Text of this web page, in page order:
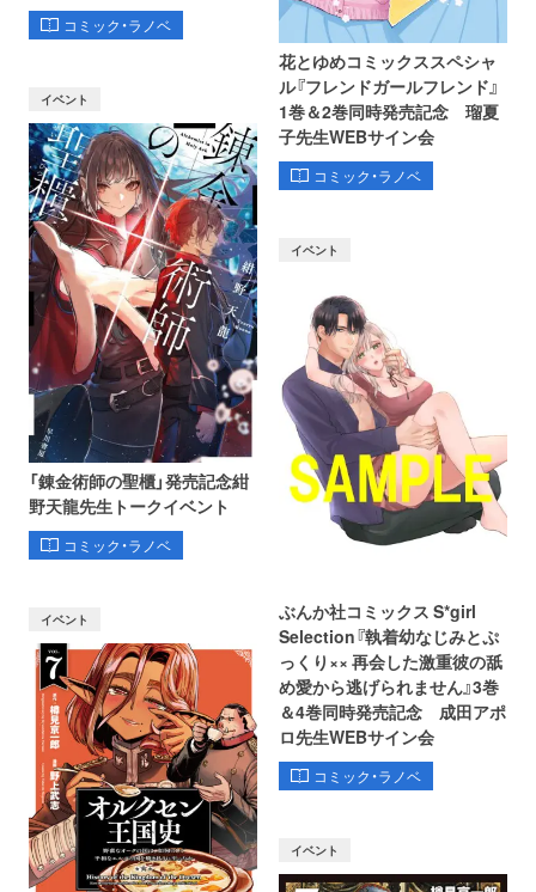
コミック・ラノベ
花とゆめコミックススペシャ
ル『フレンドガールフレンド』
1巻＆2巻同時発売記念 瑠夏
子先生WEBサイン会
コミック・ラノベ
イベント
「錬金術師の聖櫃」発売記念紺
野天龍先生トークイベント
コミック・ラノベ
イベント
ぶんか社コミックス S*girl
Selection『執着幼なじみとぷ
っくり×× 再会した激重彼の舐
め愛から逃げられません』3巻
＆4巻同時発売記念 成田アポ
ロ先生WEBサイン会
コミック・ラノベ
イベント
イベント